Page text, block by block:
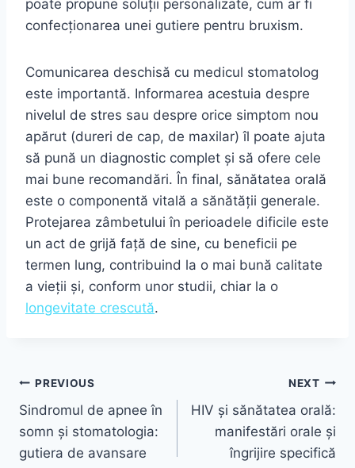
poate propune soluții personalizate, cum ar fi
confecționarea unei gutiere pentru bruxism.
Comunicarea deschisă cu medicul stomatolog
este importantă. Informarea acestuia despre
nivelul de stres sau despre orice simptom nou
apărut (dureri de cap, de maxilar) îl poate ajuta
să pună un diagnostic complet și să ofere cele
mai bune recomandări. În final, sănătatea orală
este o componentă vitală a sănătății generale.
Protejarea zâmbetului în perioadele dificile este
un act de grijă față de sine, cu beneficii pe
termen lung, contribuind la o mai bună calitate
a vieții și, conform unor studii, chiar la o
longevitate crescută.
Navigare
în
articole
PREVIOUS
Sindromul de apnee în
somn și stomatologia:
gutiera de avansare
NEXT
HIV și sănătatea orală:
manifestări orale și
îngrijire specifică